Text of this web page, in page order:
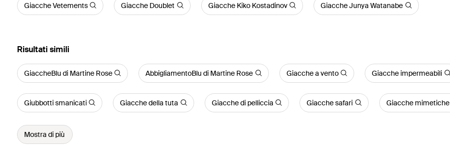
Giacche Vetements Giacche Doublet Giacche Kiko Kostadinov Giacche Junya Watanabe
Risultati simili
GiaccheBlu di Martine Rose AbbigliamentoBlu di Martine Rose Giacche a vento Giacche impermeabili
Giubbotti smanicati Giacche della tuta Giacche di pelliccia Giacche safari Giacche mimetiche
Mostra di più